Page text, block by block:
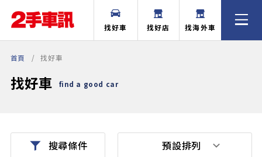
找好車 找好店 找海外車
首頁 找好車
找好車 find a good car
搜尋條件 預設排列